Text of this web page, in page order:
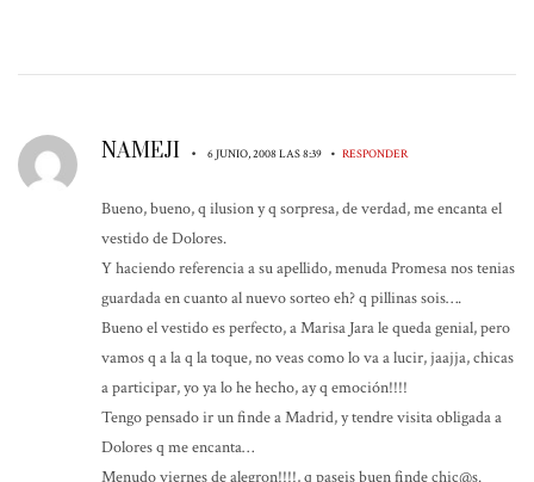
NAMEJI • 6 JUNIO, 2008 LAS 8:39 • RESPONDER
Bueno, bueno, q ilusion y q sorpresa, de verdad, me encanta el
vestido de Dolores.
Y haciendo referencia a su apellido, menuda Promesa nos tenias
guardada en cuanto al nuevo sorteo eh? q pillinas sois….
Bueno el vestido es perfecto, a Marisa Jara le queda genial, pero
vamos q a la q la toque, no veas como lo va a lucir, jaajja, chicas
a participar, yo ya lo he hecho, ay q emoción!!!!
Tengo pensado ir un finde a Madrid, y tendre visita obligada a
Dolores q me encanta…
Menudo viernes de alegron!!!!, q paseis buen finde chic@s.